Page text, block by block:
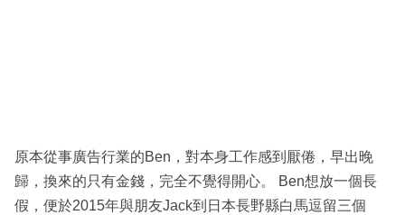
原本從事廣告行業的Ben，對本身工作感到厭倦，早出晚
歸，換來的只有金錢，完全不覺得開心。 Ben想放一個長
假，便於2015年與朋友Jack到日本長野縣白馬逗留三個